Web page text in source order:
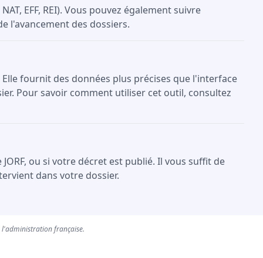
EFF, REI). Vous pouvez également suivre
l'avancement des dossiers.
fournit des données plus précises que l'interface
Pour savoir comment utiliser cet outil, consultez
ou si votre décret est publié. Il vous suffit de
dans votre dossier.
l'administration française.